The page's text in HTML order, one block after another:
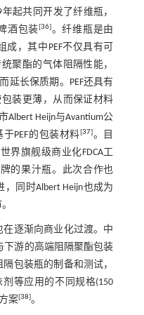
年起共同开发了纤维瓶，
酒包装[36]。纤维瓶是由
，其中PEF不仅具有可
聚酯的气体阻隔性能，
延长保质期。PEF还具有
装更薄，从而保证材料
Albert Heijn与Avantium公
PEF的包装材料[37]。目
界旗舰级商业化FDCA工
的果汁瓶。此次合作也
，同时Albert Heijn也成为
在逐渐向商业化过渡。中
下游的高端阻隔聚酯包装
包装瓶的制备和测试，
等应用的不同规格(150
案[38]。